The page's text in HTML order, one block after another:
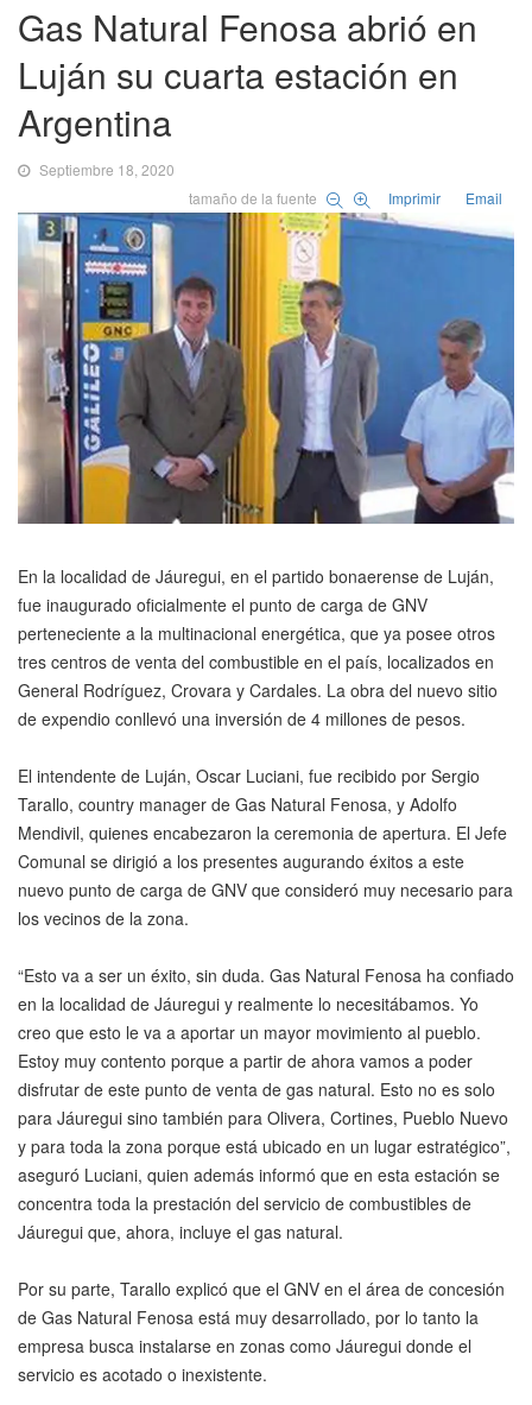
Gas Natural Fenosa abrió en
Luján su cuarta estación en
Argentina
Septiembre 18, 2020
tamaño de la fuente
Imprimir Email
En la localidad de Jáuregui, en el partido bonaerense de Luján,
fue inaugurado oficialmente el punto de carga de GNV
perteneciente a la multinacional energética, que ya posee otros
tres centros de venta del combustible en el país, localizados en
General Rodríguez, Crovara y Cardales. La obra del nuevo sitio
de expendio conllevó una inversión de 4 millones de pesos.
El intendente de Luján, Oscar Luciani, fue recibido por Sergio
Tarallo, country manager de Gas Natural Fenosa, y Adolfo
Mendivil, quienes encabezaron la ceremonia de apertura. El Jefe
Comunal se dirigió a los presentes augurando éxitos a este
nuevo punto de carga de GNV que consideró muy necesario para
los vecinos de la zona.
“Esto va a ser un éxito, sin duda. Gas Natural Fenosa ha confiado
en la localidad de Jáuregui y realmente lo necesitábamos. Yo
creo que esto le va a aportar un mayor movimiento al pueblo.
Estoy muy contento porque a partir de ahora vamos a poder
disfrutar de este punto de venta de gas natural. Esto no es solo
para Jáuregui sino también para Olivera, Cortines, Pueblo Nuevo
y para toda la zona porque está ubicado en un lugar estratégico”,
aseguró Luciani, quien además informó que en esta estación se
concentra toda la prestación del servicio de combustibles de
Jáuregui que, ahora, incluye el gas natural.
Por su parte, Tarallo explicó que el GNV en el área de concesión
de Gas Natural Fenosa está muy desarrollado, por lo tanto la
empresa busca instalarse en zonas como Jáuregui donde el
servicio es acotado o inexistente.